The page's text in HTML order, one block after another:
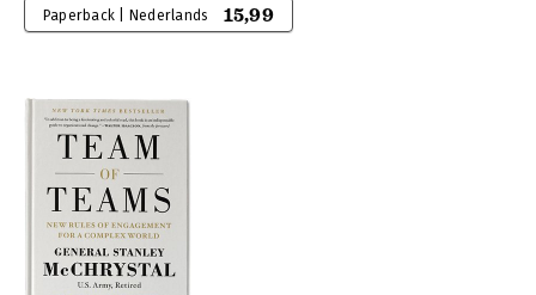
Paperback | Nederlands 15,99